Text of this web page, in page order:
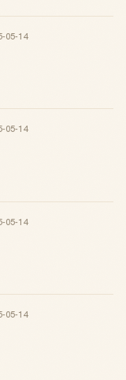
05-14
05-14
05-14
05-14
utile